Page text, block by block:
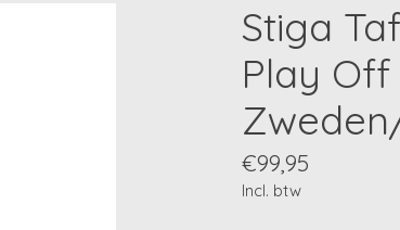
Stiga
Play Off
€99,95
Incl. btw